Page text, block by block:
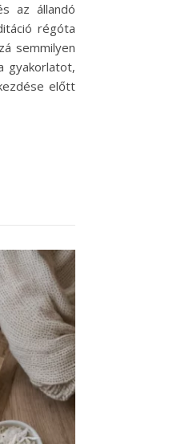
az állandó
régóta
semmilyen
gyakorlatot,
előtt